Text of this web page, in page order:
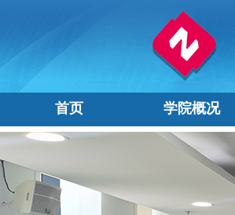
首页 学院概况